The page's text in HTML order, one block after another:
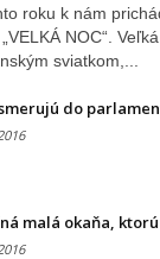
roku k nám
NOC“.
sviatkom,...
do
malá okaňa,